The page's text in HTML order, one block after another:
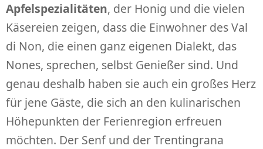
Apfelspezialitäten, der Honig und die vielen
Käsereien zeigen, dass die Einwohner des Val
di Non, die einen ganz eigenen Dialekt, das
Nones, sprechen, selbst Genießer sind. Und
genau deshalb haben sie auch ein großes Herz
für jene Gäste, die sich an den kulinarischen
Höhepunkten der Ferienregion erfreuen
möchten. Der Senf und der Trentingrana